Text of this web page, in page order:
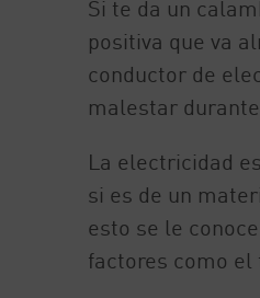
Si te da un
positiva que va
conductor de
malestar
La electricidad
si es de un
esto se le
factores como